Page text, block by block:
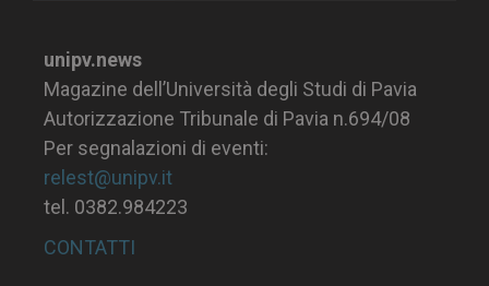
unipv.news
Magazine dell’Università degli Studi di Pavia
Autorizzazione Tribunale di Pavia n.694/08
Per segnalazioni di eventi:
relest@unipv.it
tel. 0382.984223
CONTATTI